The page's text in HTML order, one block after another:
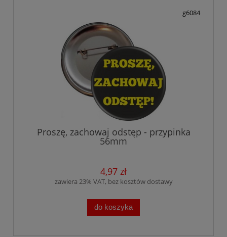
g6084
Proszę, zachowaj odstęp - przypinka
56mm
4,97 zł
zawiera 23% VAT, bez kosztów dostawy
do koszyka